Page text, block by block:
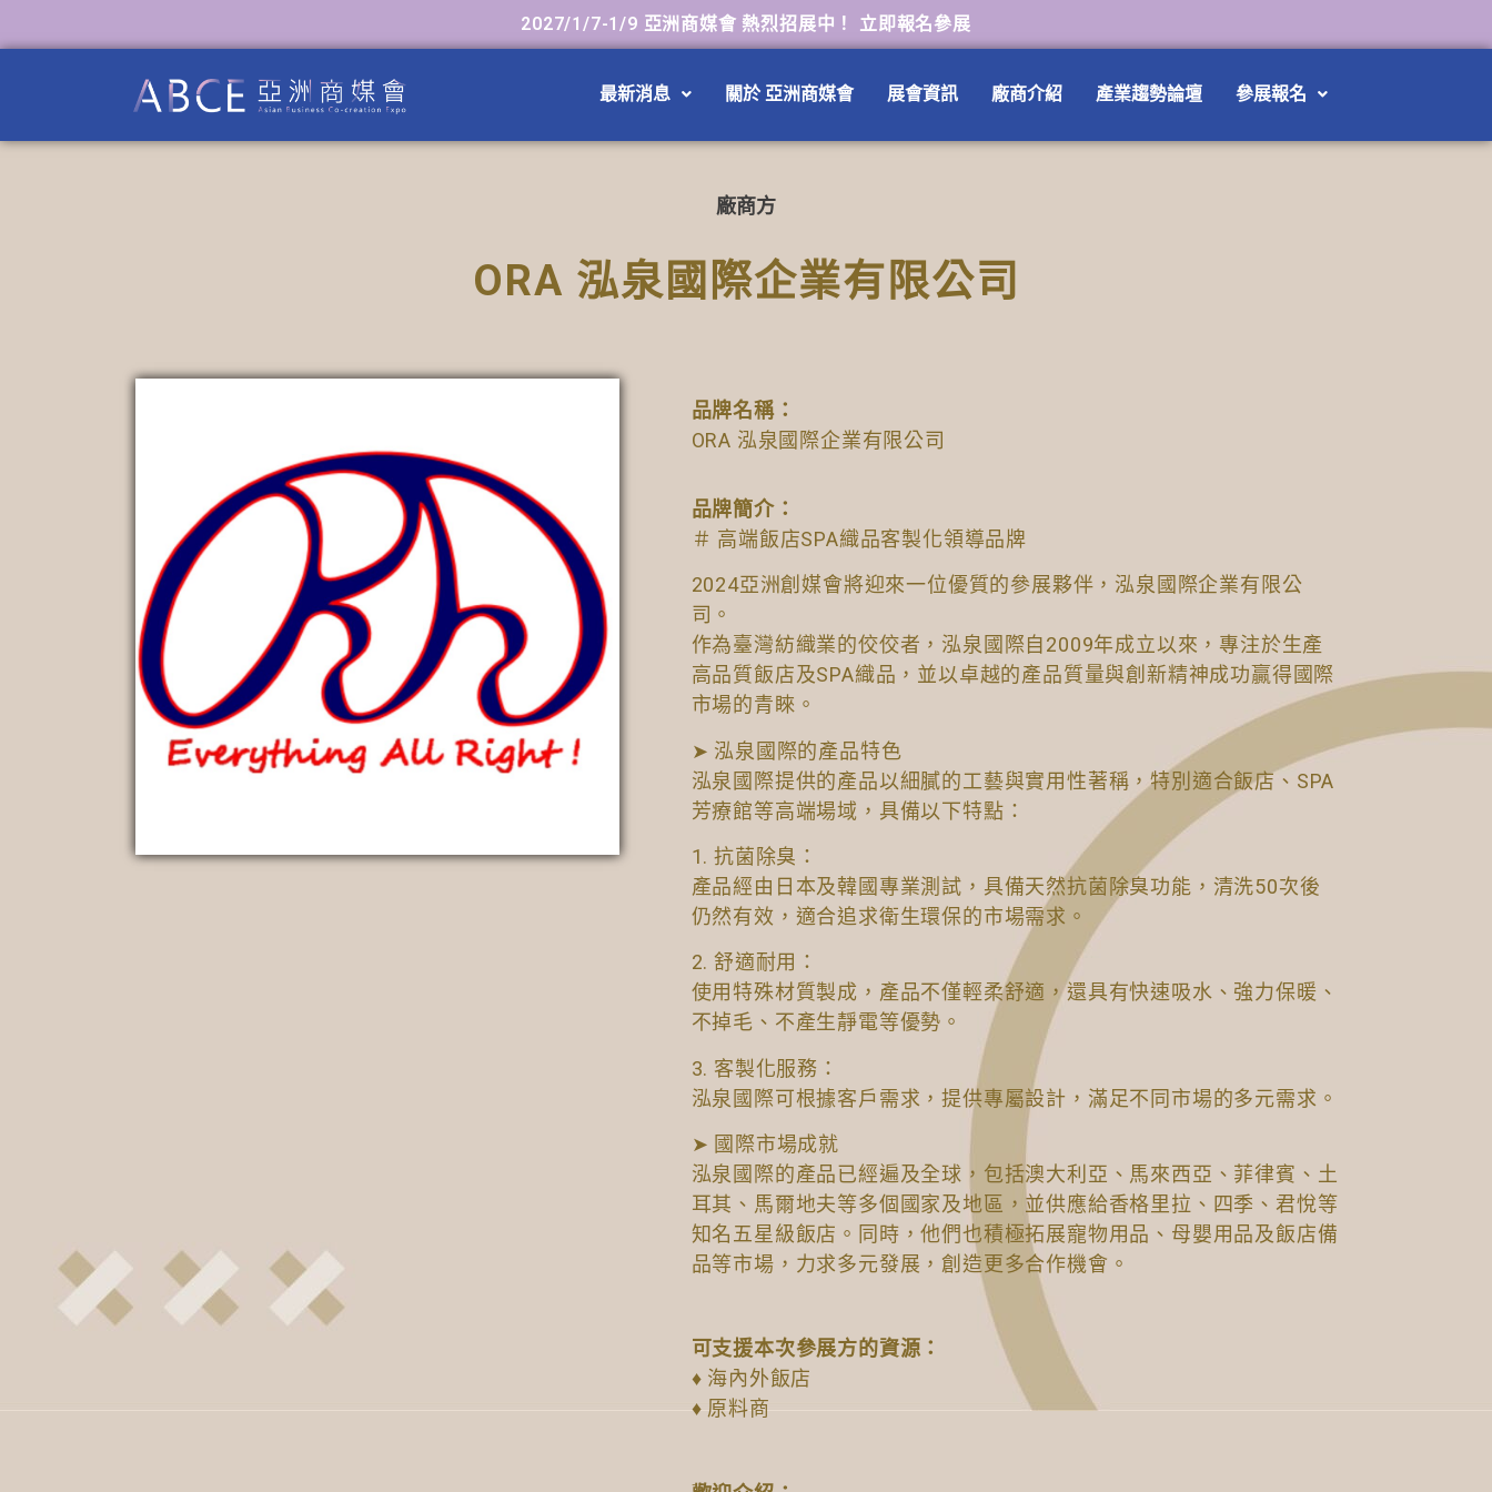
2027/1/7-1/9 亞洲商媒會 熱烈招展中！ 立即報名參展
最新消息 關於 亞洲商媒會 展會資訊 廠商介紹 產業趨勢論壇 參展報名
廠商方
ORA 泓泉國際企業有限公司
品牌名稱：
ORA 泓泉國際企業有限公司
品牌簡介：
＃ 高端飯店SPA織品客製化領導品牌
2024亞洲創媒會將迎來一位優質的參展夥伴，泓泉國際企業有限公
司。
作為臺灣紡織業的佼佼者，泓泉國際自2009年成立以來，專注於生產
高品質飯店及SPA織品，並以卓越的產品質量與創新精神成功贏得國際
市場的青睞。
➤ 泓泉國際的產品特色
泓泉國際提供的產品以細膩的工藝與實用性著稱，特別適合飯店、SPA
芳療館等高端場域，具備以下特點：
1. 抗菌除臭：
產品經由日本及韓國專業測試，具備天然抗菌除臭功能，清洗50次後
仍然有效，適合追求衛生環保的市場需求。
2. 舒適耐用：
使用特殊材質製成，產品不僅輕柔舒適，還具有快速吸水、強力保暖、
不掉毛、不產生靜電等優勢。
3. 客製化服務：
泓泉國際可根據客戶需求，提供專屬設計，滿足不同市場的多元需求。
➤ 國際市場成就
泓泉國際的產品已經遍及全球，包括澳大利亞、馬來西亞、菲律賓、土
耳其、馬爾地夫等多個國家及地區，並供應給香格里拉、四季、君悅等
知名五星級飯店。同時，他們也積極拓展寵物用品、母嬰用品及飯店備
品等市場，力求多元發展，創造更多合作機會。
可支援本次參展方的資源：
♦ 海內外飯店
♦ 原料商